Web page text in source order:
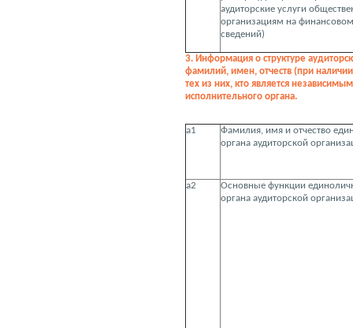
аудиторские услуги
организациям на
сведений)
3. Информация о структуре
фамилий, имен, отчеств (при
тех из них, кто является
исполнительного органа.
а1
Фамилия, имя и отчество
органа аудиторской
а2
Основные функции
органа аудиторской